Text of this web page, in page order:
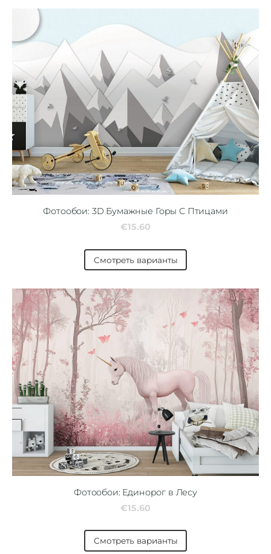
Фотообои: 3D Бумажные Горы С Птицами
€15.60
Смотреть варианты
Фотообои: Единорог в Лесу
€15.60
Смотреть варианты